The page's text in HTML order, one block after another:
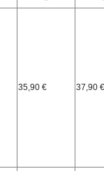
35,90 € 37,90 €